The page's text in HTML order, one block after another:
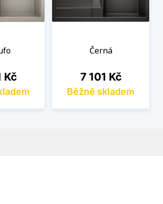
Kč
Černá
Cena
7 101 Kč
Běžně skladem